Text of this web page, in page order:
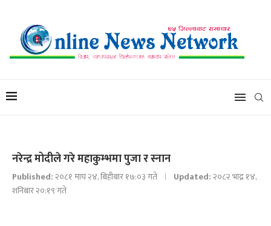
नरेन्द्र मोदीले गरे महाकुम्भमा पुजा र स्नान
Published:२०८१ माघ २४, बिहीबार १७:०३ गते Updated:२०८२ भाद्र १४,
शनिबार २०:१९ गते